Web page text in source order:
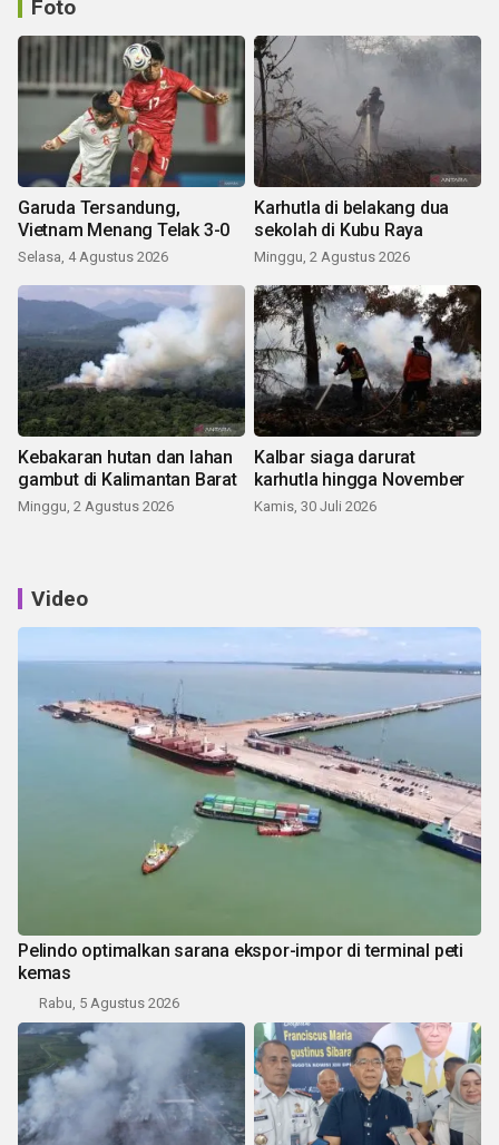
Foto
Garuda Tersandung,
Vietnam Menang Telak 3-0
Selasa, 4 Agustus 2026
Karhutla di belakang dua
sekolah di Kubu Raya
Minggu, 2 Agustus 2026
Kebakaran hutan dan lahan
gambut di Kalimantan Barat
Minggu, 2 Agustus 2026
Kalbar siaga darurat
karhutla hingga November
Kamis, 30 Juli 2026
Video
Pelindo optimalkan sarana ekspor-impor di terminal peti
kemas
Rabu, 5 Agustus 2026